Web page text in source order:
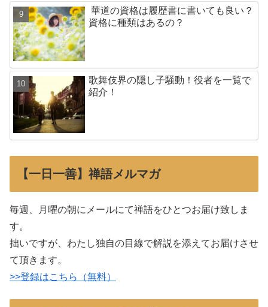
華道の資格は履歴書に書いても良い？
資格に種類はあるの？
歌舞伎界の隠し子騒動！役者を一覧で
紹介！
【一日一善】禅語メルマガ
毎週、月曜の朝にメールにて禅語をひとつお届け致しま
す。
拙いですが、わたし独自の目線で解説を添えてお届けさせ
て頂きます。
>>登録はこちら（無料）